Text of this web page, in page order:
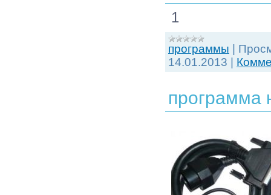
1
программы
14.01.2013
программа